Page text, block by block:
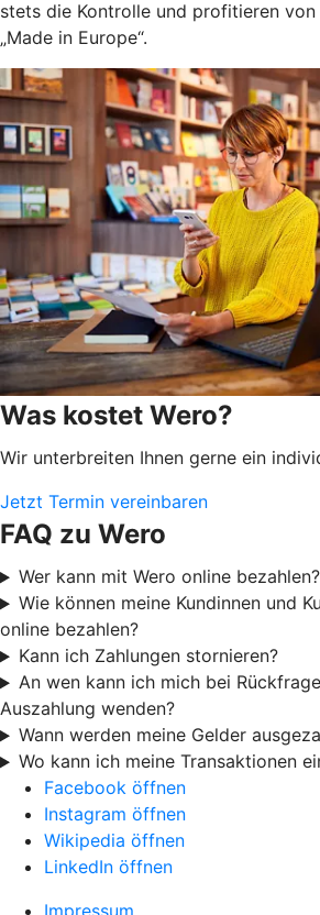
stets die Kontrolle und profitieren von
„Made in Europe“.
Was kostet Wero?
Wir unterbreiten Ihnen gerne ein
Jetzt Termin vereinbaren
FAQ zu Wero
Wer kann mit Wero online bezahlen?
Wie können meine Kundinnen und
online bezahlen?
Kann ich Zahlungen stornieren?
An wen kann ich mich bei
Auszahlung wenden?
Wann werden meine Gelder
Wo kann ich meine Transaktionen
Facebook öffnen
Instagram öffnen
Wikipedia öffnen
LinkedIn öffnen